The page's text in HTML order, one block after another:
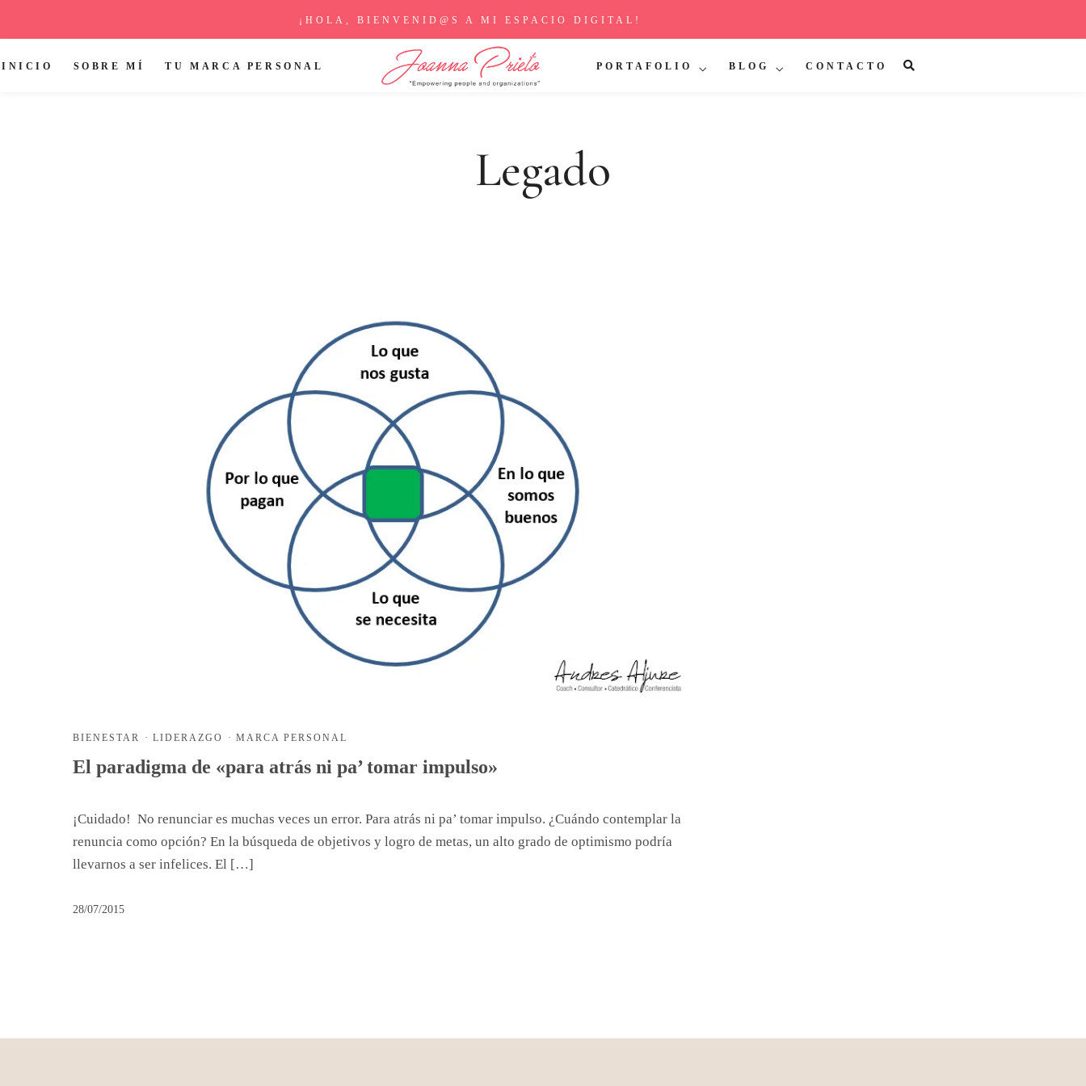
¡HOLA, BIENVENID@S A MI ESPACIO DIGITAL!
INICIO SOBRE MÍ TU MARCA PERSONAL PORTAFOLIO BLOG CONTACTO
Legado
BIENESTAR · LIDERAZGO · MARCA PERSONAL
El paradigma de «para atrás ni pa’ tomar impulso»
¡Cuidado! No renunciar es muchas veces un error. Para atrás ni pa’ tomar impulso. ¿Cuándo contemplar la
renuncia como opción? En la búsqueda de objetivos y logro de metas, un alto grado de optimismo podría
llevarnos a ser infelices. El […]
28/07/2015